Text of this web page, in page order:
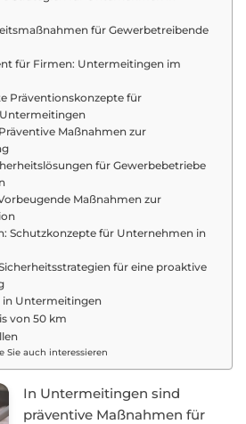
für Gewerbetreibende
für Firmen: Untermeitingen im
Präventionskonzepte für
Maßnahmen zur
für Gewerbebetriebe
Maßnahmen zur
Schutzkonzepte für Unternehmen in
für eine proaktive
in Untermeitingen
von 50 km
Sie auch interessieren
In Untermeitingen sind
präventive Maßnahmen für